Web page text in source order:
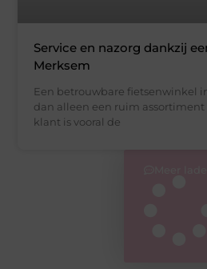
Service en nazorg dankzij
Merksem
Een betrouwbare fietsenwinkel
dan alleen een ruim assortiment
klant is vooral de